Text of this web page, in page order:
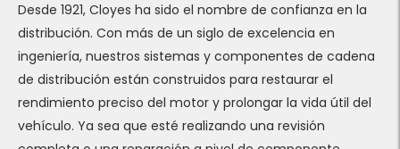
Desde 1921, Cloyes ha sido el nombre de confianza en la
distribución. Con más de un siglo de excelencia en
ingeniería, nuestros sistemas y componentes de cadena
de distribución están construidos para restaurar el
rendimiento preciso del motor y prolongar la vida útil del
vehículo. Ya sea que esté realizando una revisión